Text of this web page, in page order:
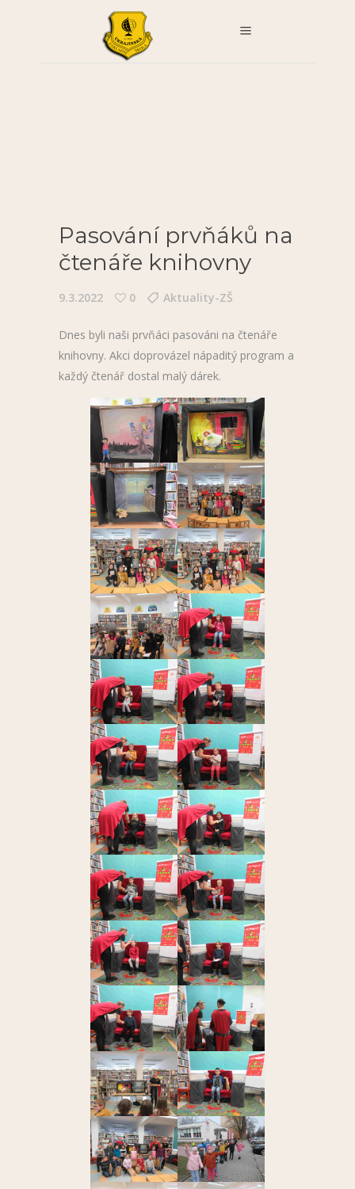
Pasování prvňáků na
čtenáře knihovny
9.3.2022 0 Aktuality-ZŠ
Dnes byli naši prvňáci pasováni na čtenáře
knihovny. Akci doprovázel nápaditý program a
každý čtenář dostal malý dárek.